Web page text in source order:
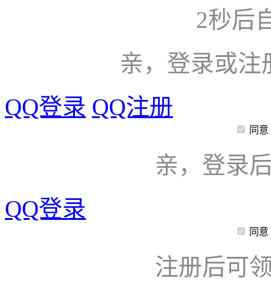
2秒后
亲，登录或注
QQ登录 QQ注册
同意
亲，登录
QQ登录
同意
注册后可